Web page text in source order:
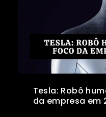
Tesla: Robô
da empresa em